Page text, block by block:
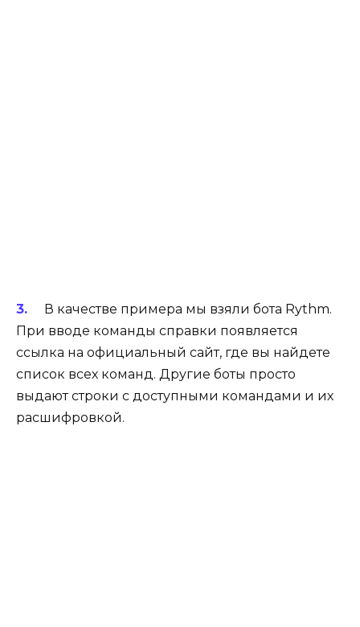
В качестве примера мы взяли бота Rythm.
При вводе команды справки появляется
ссылка на официальный сайт, где вы найдете
список всех команд. Другие боты просто
выдают строки с доступными командами и их
расшифровкой.